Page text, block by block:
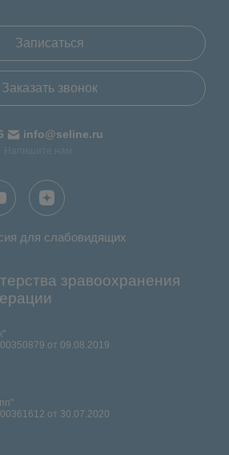
Записаться
Заказать звонок
info@seline.ru
Напишите нам
для слабовидящих
зравоохранения
от 09.08.2019
от 30.07.2020